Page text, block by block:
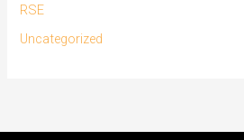
RSE
Uncategorized